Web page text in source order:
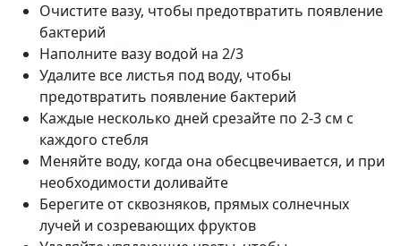
Очистите вазу, чтобы предотвратить появление
бактерий
Наполните вазу водой на 2/3
Удалите все листья под воду, чтобы
предотвратить появление бактерий
Каждые несколько дней срезайте по 2-3 см с
каждого стебля
Меняйте воду, когда она обесцвечивается, и при
необходимости доливайте
Берегите от сквозняков, прямых солнечных
лучей и созревающих фруктов